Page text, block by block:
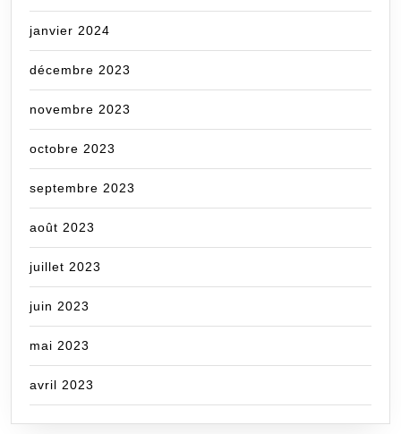
janvier 2024
décembre 2023
novembre 2023
octobre 2023
septembre 2023
août 2023
juillet 2023
juin 2023
mai 2023
avril 2023